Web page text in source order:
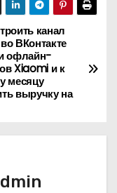
канал
ВКонтакте
офлайн-
Xiaomi и к
месяцу
выручку на